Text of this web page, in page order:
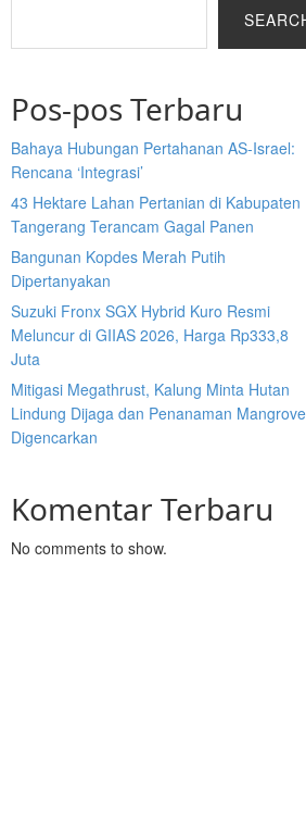
Pos-pos Terbaru
Bahaya Hubungan Pertahanan AS-Israel:
Rencana ‘Integrasi’
43 Hektare Lahan Pertanian di Kabupaten
Tangerang Terancam Gagal Panen
Bangunan Kopdes Merah Putih
Dipertanyakan
Suzuki Fronx SGX Hybrid Kuro Resmi
Meluncur di GIIAS 2026, Harga Rp333,8
Juta
Mitigasi Megathrust, Kalung Minta Hutan
Lindung Dijaga dan Penanaman Mangrove
Digencarkan
Komentar Terbaru
No comments to show.